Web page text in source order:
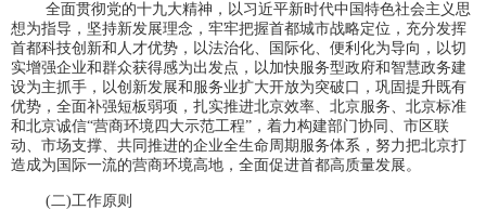
全面贯彻党的十九大精神，以习近平新时代中国特色社会主义思
想为指导，坚持新发展理念，牢牢把握首都城市战略定位，充分发挥
首都科技创新和人才优势，以法治化、国际化、便利化为导向，以切
实增强企业和群众获得感为出发点，以加快服务型政府和智慧政务建
设为主抓手，以创新发展和服务业扩大开放为突破口，巩固提升既有
优势，全面补强短板弱项，扎实推进北京效率、北京服务、北京标准
和北京诚信“营商环境四大示范工程”，着力构建部门协同、市区联
动、市场支撑、共同推进的企业全生命周期服务体系，努力把北京打
造成为国际一流的营商环境高地，全面促进首都高质量发展。
(二)工作原则